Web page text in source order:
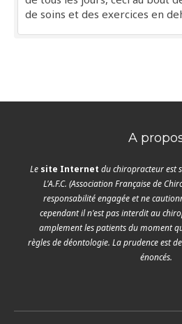
de soins et des exercices en
A
Le site Internet du chiropracteur est
L'A.F.C. (Association Française de
responsabilité engagée et ne
cependant il n'est pas interdit au
amplement les patients du moment
règles de déontologie. La prudence est
énoncés.